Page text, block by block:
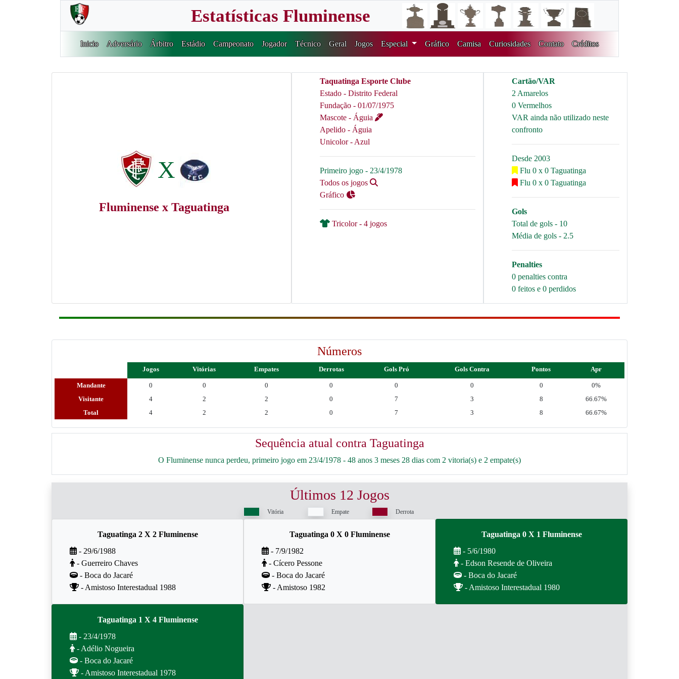
Estatísticas Fluminense
Inicio Adversário Árbitro Estádio Campeonato Jogador Técnico Geral Jogos Especial Gráfico Camisa Curiosidades Contato Créditos
X
Fluminense x Taguatinga
Taquatinga Esporte Clube
Estado - Distrito Federal
Fundação - 01/07/1975
Mascote - Águia
Apelido - Águia
Unicolor - Azul
Primeiro jogo - 23/4/1978
Todos os jogos
Gráfico
Tricolor - 4 jogos
Cartão/VAR
2 Amarelos
0 Vermelhos
VAR ainda não utilizado neste
confronto
Desde 2003
Flu 0 x 0 Taguatinga
Flu 0 x 0 Taguatinga
Gols
Total de gols - 10
Média de gols - 2.5
Penalties
0 penalties contra
0 feitos e 0 perdidos
Números
Jogos Vitórias Empates Derrotas Gols Pró Gols Contra Pontos Apr
Mandante 0 0 0 0 0 0 0
0%
Visitante
4 2 2 0 7 3 8
66.67%
Total
4 2 2 0 7 3 8 66.67%
Sequência atual contra Taguatinga
O Fluminense nunca perdeu, primeiro jogo em 23/4/1978 - 48 anos 3 meses 28 dias com 2 vitoria(s) e 2 empate(s)
Últimos 12 Jogos
Vitória Empate Derrota
Taguatinga 2 X 2 Fluminense
- 29/6/1988
- Guerreiro Chaves
- Boca do Jacaré
- Amistoso Interestadual 1988
Taguatinga 0 X 0 Fluminense
- 7/9/1982
- Cícero Pessone
- Boca do Jacaré
- Amistoso 1982
Taguatinga 0 X 1 Fluminense
- 5/6/1980
- Edson Resende de Oliveira
- Boca do Jacaré
- Amistoso Interestadual 1980
Taguatinga 1 X 4 Fluminense
- 23/4/1978
- Adélio Nogueira
- Boca do Jacaré
- Amistoso Interestadual 1978